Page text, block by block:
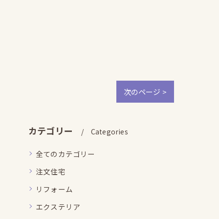
次のページ >
カテゴリー Categories
全てのカテゴリー
注文住宅
リフォーム
エクステリア